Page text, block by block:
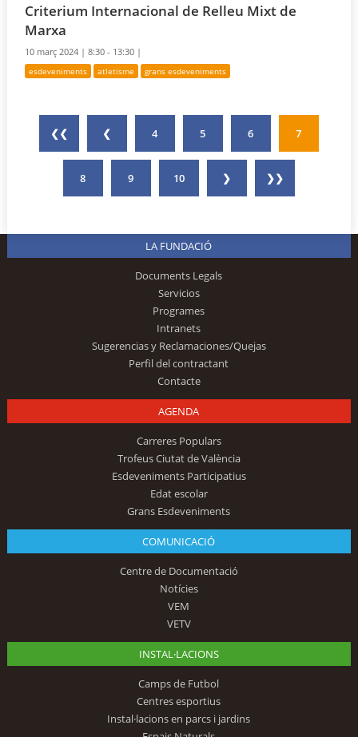
Criterium Internacional de Relleu Mixt de
Marxa
10 març 2024 |8:30 - 13:30 |
esdeveniments atletisme grans esdeveniments
❮❮ ❮ 4 5 6 7
8 9 10 ❯ ❯❯
LA FUNDACIÓ
Documents Legals
Servicios
Programes
Intranets
Sugerencias y Reclamaciones/Quejas
Perfil del contractant
Contacte
AGENDA
Carreres Populars
Trofeus Ciutat de València
Esdeveniments Participatius
Edat escolar
Grans Esdeveniments
COMUNICACIÓ
Centre de Documentació
Notícies
VEM
VETV
INSTAL·LACIONS
Camps de Futbol
Centres esportius
Instal·lacions en parcs i jardins